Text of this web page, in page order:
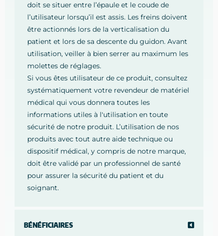
doit se situer entre l’épaule et le coude de
l’utilisateur lorsqu’il est assis. Les freins doivent
être actionnés lors de la verticalisation du
patient et lors de sa descente du guidon. Avant
utilisation, veiller à bien serrer au maximum les
molettes de réglages.
Si vous êtes utilisateur de ce produit, consultez
systématiquement votre revendeur de matériel
médical qui vous donnera toutes les
informations utiles à l'utilisation en toute
sécurité de notre produit. L’utilisation de nos
produits avec tout autre aide technique ou
dispositif médical, y compris de notre marque,
doit être validé par un professionnel de santé
pour assurer la sécurité du patient et du
soignant.
BÉNÉFICIAIRES